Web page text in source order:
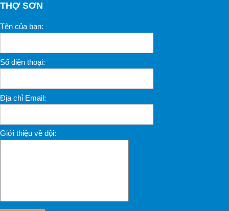
THỢ SƠN
Tên của bạn:
Số điện thoại:
Địa chỉ Email:
Giới thiệu về đội: